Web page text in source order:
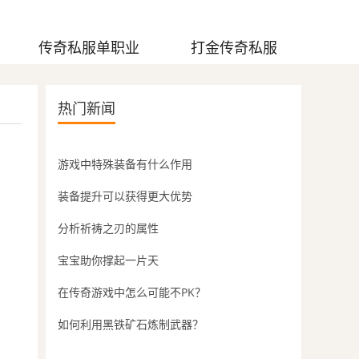
传奇私服单职业 打金传奇私服
热门新闻
游戏中特殊装备有什么作用
装备提升可以获得更大优势
分析祈祷之刃的属性
宝宝助你撑起一片天
在传奇游戏中怎么可能不PK？
如何利用黑铁矿石炼制武器？